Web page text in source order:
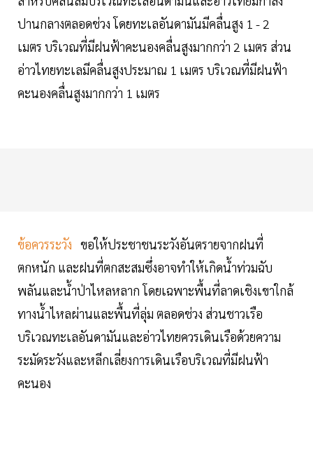
ปานกลางตลอดช่วง โดยทะเลอันดามันมีคลื่นสูง 1 - 2
เมตร บริเวณที่มีฝนฟ้าคะนองคลื่นสูงมากกว่า 2 เมตร ส่วน
อ่าวไทยทะเลมีคลื่นสูงประมาณ 1 เมตร บริเวณที่มีฝนฟ้า
คะนองคลื่นสูงมากกว่า 1 เมตร
ข้อควรระวัง ขอให้ประชาชนระวังอันตรายจากฝนที่
ตกหนัก และฝนที่ตกสะสมซึ่งอาจทำให้เกิดน้ำท่วมฉับ
พลันและน้ำป่าไหลหลาก โดยเฉพาะพื้นที่ลาดเชิงเขาใกล้
ทางน้ำไหลผ่านและพื้นที่ลุ่ม ตลอดช่วง ส่วนชาวเรือ
บริเวณทะเลอันดามันและอ่าวไทยควรเดินเรือด้วยความ
ระมัดระวังและหลีกเลี่ยงการเดินเรือบริเวณที่มีฝนฟ้า
คะนอง